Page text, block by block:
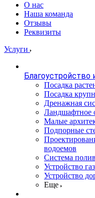
О нас
Наша команда
Отзывы
Реквизиты
Услуги
Благоустройство
Посадка
Посадка
Дренажная
Ландшафтное
Малые
Подпорные
водоемов
Система
Устройство
Устройство
Еще